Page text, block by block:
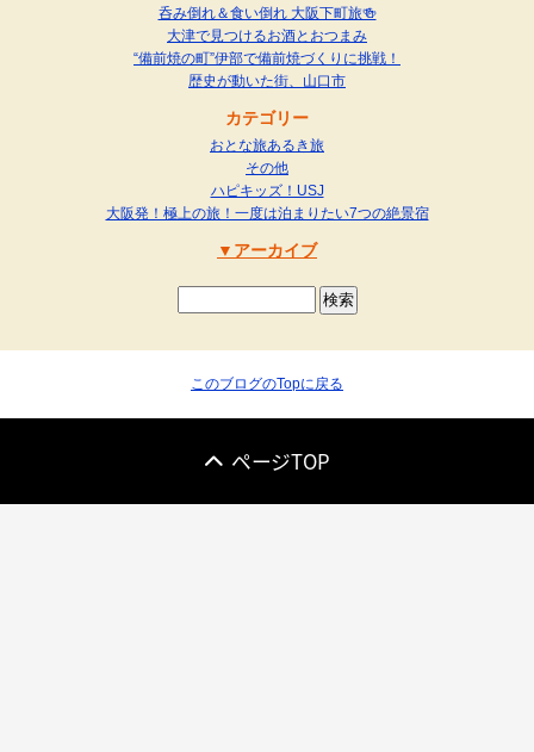
呑み倒れ＆食い倒れ 大阪下町旅🍻
大津で見つけるお酒とおつまみ
“備前焼の町”伊部で備前焼づくりに挑戦！
歴史が動いた街、山口市
カテゴリー
おとな旅あるき旅
その他
ハピキッズ！USJ
大阪発！極上の旅！一度は泊まりたい7つの絶景宿
アーカイブ
このブログのTopに戻る
ページTOP